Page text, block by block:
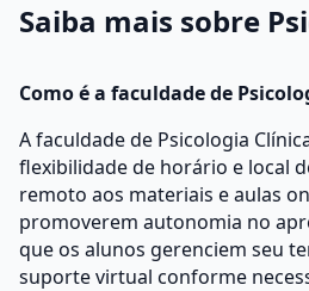
Saiba mais sobre
Como é a faculdade de
A faculdade de Psicologia
flexibilidade de horário e local
remoto aos materiais e aulas
promoverem autonomia no
que os alunos gerenciem seu
suporte virtual conforme